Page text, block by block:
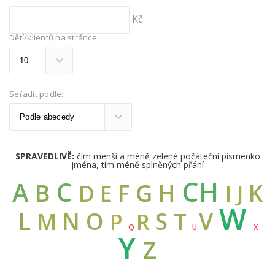
Kč
Dětí/klientů na stránce:
Seřadit podle:
SPRAVEDLIVĚ: čím menší a méně zelené počáteční písmenko
jména, tím méně splněných přání
A B C D E F G H CH I J K
L M N O P Q R S T U VW X
Y Z